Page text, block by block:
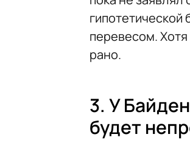
гипотетической
перевесом.
рано.
3. У
будет